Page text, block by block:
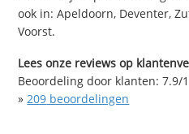
ook in: Apeldoorn, Deventer,
Voorst.
Lees onze reviews op
Beoordeling door klanten:7.9/
» 209 beoordelingen